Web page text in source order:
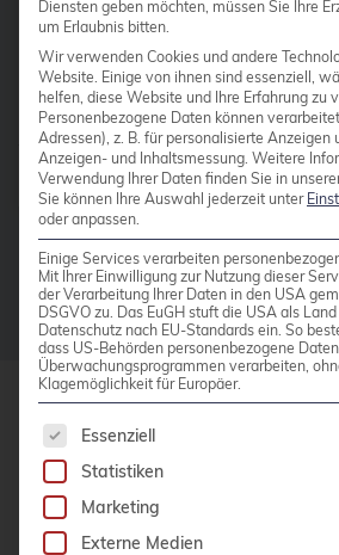
Automatisierung
Automatisierung
AWS
Azure
backup
Benchmarks
bhyve
bitnami
BSD
BSP
Bug Squashing Party
Buildah
bullseye
Weiterlesen
Beiträge vonMartin
credativ GmbH
Hennes-Weisweiler-
41179
Meet us
Diensten geben möchten, müssen Sie Ihre
um Erlaubnis bitten.
Wir verwenden Cookies und andere
Website. Einige von ihnen sind essenziell,
helfen, diese Website und Ihre Erfahrung zu
Personenbezogene Daten können
Adressen), z. B. für personalisierte Anzeigen
Anzeigen- und Inhaltsmessung. Weitere
Verwendung Ihrer Daten finden Sie in
Sie können Ihre Auswahl jederzeit unter
oder anpassen.
Einige Services verarbeiten
Mit Ihrer Einwilligung zur Nutzung dieser
der Verarbeitung Ihrer Daten in den USA
DSGVO zu. Das EuGH stuft die USA als
Datenschutz nach EU-Standards ein. So
dass US-Behörden personenbezogene
Überwachungsprogrammen verarbeiten,
Klagemöglichkeit für Europäer.
Es folgt eine Liste der
Essenziell
Statistiken
Marketing
Externe Medien